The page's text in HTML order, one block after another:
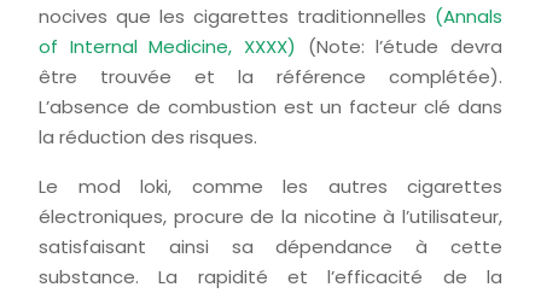
nocives que les cigarettes traditionnelles (Annals
of Internal Medicine, XXXX) (Note: l’étude devra
être trouvée et la référence complétée).
L’absence de combustion est un facteur clé dans
la réduction des risques.
Le mod loki, comme les autres cigarettes
électroniques, procure de la nicotine à l’utilisateur,
satisfaisant ainsi sa dépendance à cette
substance. La rapidité et l’efficacité de la